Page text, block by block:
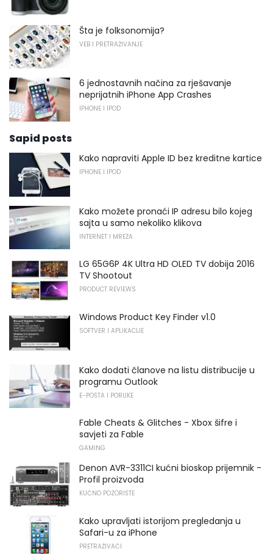
Šta je folksonomija?
VEB I PRETRAŽIVANJE
6 jednostavnih načina za rješavanje
neprijatnih iPhone App Crashes
IPHONE I IPOD
Sapid posts
Kako napraviti Apple ID bez kreditne kartice
IPHONE I IPOD
Kako možete pronaći IP adresu bilo kojeg
sajta u samo nekoliko klikova
INTERNET I MREŽA
LG 65G6P 4K Ultra HD OLED TV dobija 2016
TV Shootout
PRODUCT REVIEWS
Windows Product Key Finder v1.0
SOFTVER I APLIKACIJE
Kako dodati članove na listu distribucije u
programu Outlook
E-POŠTA I PORUKE
Fable Cheats & Glitches - Xbox šifre i
savjeti za Fable
GAMING
Denon AVR-3311CI kućni bioskop prijemnik -
Profil proizvoda
KUĆNO POZORIŠTE
Kako upravljati istorijom pregledanja u
Safari-u za iPhone
PRETRAŽIVAČI